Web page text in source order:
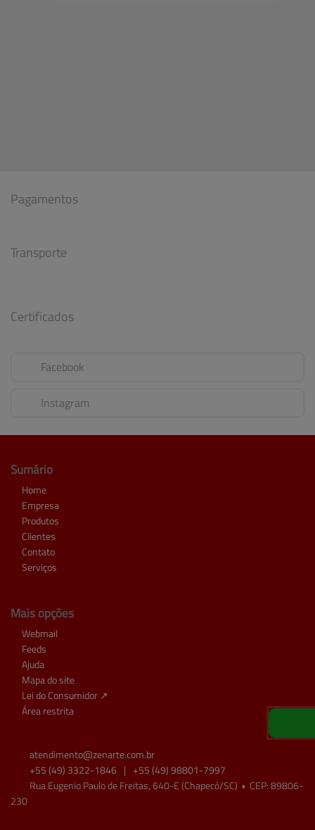
Pagamentos
Transporte
Certificados
Facebook
Instagram
Sumário
Home
Empresa
Produtos
Clientes
Contato
Serviços
Mais opções
Webmail
Feeds
Ajuda
Mapa do site
Lei do Consumidor ↗
Área restrita
atendimento@zenarte.com.br
+55 (49) 3322-1846 | +55 (49) 98801-7997
Rua Eugenio Paulo de Freitas, 640-E (Chapecó/SC) • CEP: 89806-
230